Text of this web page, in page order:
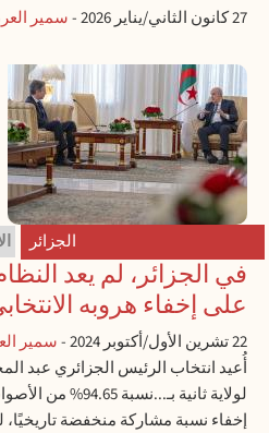
27 كانون الثاني/يناير 2026 -سمير
الجزائر
في الجزائر، لم يعد
على إخفاء هروبه
22 تشرين الأول/أكتوبر 2024 -سمير
لولاية ثانية
إخفاء نسبة مشاركة منخفضة تاريخيًا،